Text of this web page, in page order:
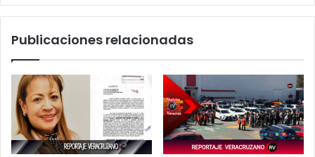
Publicaciones relacionadas